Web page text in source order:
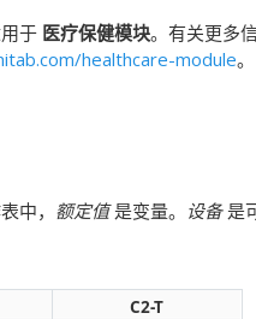
于 医疗保健模块。有关更多
healthcare-module。
中， 额定值是变量。 设备是
C2-T